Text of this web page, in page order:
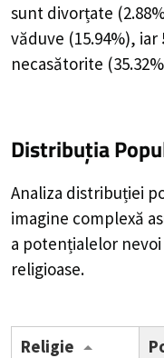
sunt divorțate (
văduve (15.94%), iar
necasătorite (35.32%
Distribuția
Analiza distribuției
imagine complexă
a potențialelor
religioase.
Religie